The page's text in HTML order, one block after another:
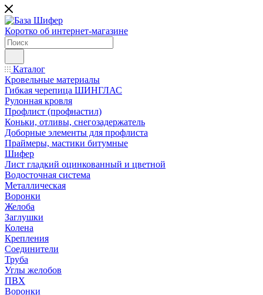
Коротко об интернет-магазине
Каталог
Кровельные материалы
Гибкая черепица ШИНГЛАС
Рулонная кровля
Профлист (профнастил)
Коньки, отливы, снегозадержатель
Доборные элементы для профлиста
Праймеры, мастики битумные
Шифер
Лист гладкий оцинкованный и цветной
Водосточная система
Металлическая
Воронки
Желоба
Заглушки
Колена
Крепления
Соединители
Труба
Углы желобов
ПВХ
Воронки